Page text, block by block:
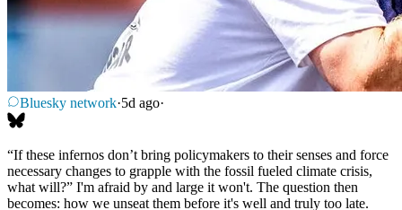
Bluesky network·5d ago·
“If these infernos don’t bring policymakers to their senses and force
necessary changes to grapple with the fossil fueled climate crisis,
what will?” I'm afraid by and large it won't. The question then
becomes: how we unseat them before it's well and truly too late.